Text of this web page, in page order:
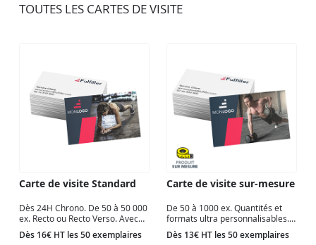
TOUTES LES CARTES DE VISITE
Carte de visite Standard
Dès 24H Chrono. De 50 à 50 000
ex. Recto ou Recto Verso. Avec
ou sans finition (mat / brillant).
Dès 16€ HT les 50 exemplaires
Carte de visite sur-mesure
De 50 à 1000 ex. Quantités et
formats ultra personnalisables.
De 4 x 4 cm à 8,2 x 12,8 cm.
Dès 13€ HT les 50 exemplaires